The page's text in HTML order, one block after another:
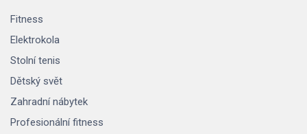
Fitness
Elektrokola
Stolní tenis
Dětský svět
Zahradní nábytek
Profesionální fitness